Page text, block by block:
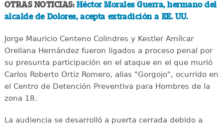
OTRAS NOTICIAS: Héctor Morales Guerra, hermano del
alcalde de Dolores, acepta extradición a EE. UU.
Jorge Mauricio Centeno Colindres y Kestler Amílcar
Orellana Hernández fueron ligados a proceso penal por
su presunta participación en el ataque en el que murió
Carlos Roberto Ortiz Romero, alias "Gorgojo", ocurrido en
el Centro de Detención Preventiva para Hombres de la
zona 18.
La audiencia se desarrolló a puerta cerrada debido a